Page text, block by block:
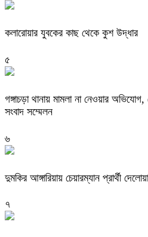
কলারোয়ার যুবকের কাছ থেকে কুশ উদ্ধার
৫
গঙ্গাচড়া থানায় মামলা না নেওয়ার
সংবাদ সম্মেলন
৬
দুমকির আঙ্গারিয়ায় চেয়ারম্যান প্রার্থী
৭